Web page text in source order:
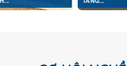
CƠ HỘI